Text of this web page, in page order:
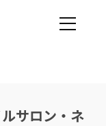
サロン・ネ